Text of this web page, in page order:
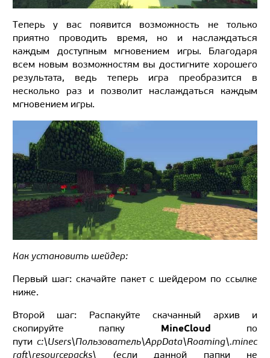
Теперь у вас появится возможность не только
приятно проводить время, но и наслаждаться
каждым доступным мгновением игры. Благодаря
всем новым возможностям вы достигните хорошего
результата, ведь теперь игра преобразится в
несколько раз и позволит наслаждаться каждым
мгновением игры.
Как установить шейдер:
Первый шаг: скачайте пакет с шейдером по ссылке
ниже.
Второй шаг: Распакуйте скачанный архив и
скопируйте папку MineCloud
по
пути c:\Users\Пользователь\AppData\Roaming\.minec
raft\resourcepacks\ (если данной папки не